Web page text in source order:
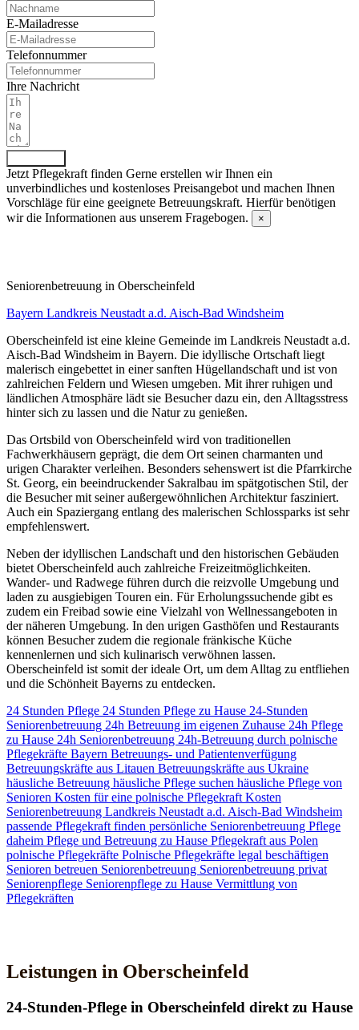
E-Mailadresse
Telefonnummer
Ihre Nachricht
Jetzt Pflegekraft finden Gerne erstellen wir Ihnen ein
unverbindliches und kostenloses Preisangebot und machen Ihnen
Vorschläge für eine geeignete Betreuungskraft. Hierfür benötigen
wir die Informationen aus unserem Fragebogen.
×
Senioren­betreuung in Oberscheinfeld
Bayern Landkreis Neustadt a.d. Aisch-Bad Windsheim
Oberscheinfeld ist eine kleine Gemeinde im Landkreis Neustadt a.d.
Aisch-Bad Windsheim in Bayern. Die idyllische Ortschaft liegt
malerisch eingebettet in einer sanften Hügellandschaft und ist von
zahlreichen Feldern und Wiesen umgeben. Mit ihrer ruhigen und
ländlichen Atmosphäre lädt sie Besucher dazu ein, den Alltagsstress
hinter sich zu lassen und die Natur zu genießen.
Das Ortsbild von Oberscheinfeld wird von traditionellen
Fachwerkhäusern geprägt, die dem Ort seinen charmanten und
urigen Charakter verleihen. Besonders sehenswert ist die Pfarrkirche
St. Georg, ein beeindruckender Sakralbau im spätgotischen Stil, der
die Besucher mit seiner außergewöhnlichen Architektur fasziniert.
Auch ein Spaziergang entlang des malerischen Schlossparks ist sehr
empfehlenswert.
Neben der idyllischen Landschaft und den historischen Gebäuden
bietet Oberscheinfeld auch zahlreiche Freizeitmöglichkeiten.
Wander- und Radwege führen durch die reizvolle Umgebung und
laden zu ausgiebigen Touren ein. Für Erholungssuchende gibt es
zudem ein Freibad sowie eine Vielzahl von Wellnessangeboten in
der näheren Umgebung. In den urigen Gasthöfen und Restaurants
können Besucher zudem die regionale fränkische Küche
kennenlernen und sich kulinarisch verwöhnen lassen.
Oberscheinfeld ist somit der ideale Ort, um dem Alltag zu entfliehen
und die Schönheit Bayerns zu entdecken.
24 Stunden Pflege 24 Stunden Pflege zu Hause 24-Stunden
Seniorenbetreuung 24h Betreuung im eigenen Zuhause 24h Pflege
zu Hause 24h Seniorenbetreuung 24h-Betreuung durch polnische
Pflegekräfte Bayern Betreuungs- und Patientenverfügung
Betreuungskräfte aus Litauen Betreuungskräfte aus Ukraine
häusliche Betreuung häusliche Pflege suchen häusliche Pflege von
Senioren Kosten für eine polnische Pflegekraft Kosten
Seniorenbetreuung Landkreis Neustadt a.d. Aisch-Bad Windsheim
passende Pflegekraft finden persönliche Seniorenbetreuung Pflege
daheim Pflege und Betreuung zu Hause Pflegekraft aus Polen
polnische Pflegekräfte Polnische Pflegekräfte legal beschäftigen
Senioren betreuen Seniorenbetreuung Seniorenbetreuung privat
Seniorenpflege Seniorenpflege zu Hause Vermittlung von
Pflegekräften
Leistungen in Oberscheinfeld
24-Stunden-Pflege in Oberscheinfeld direkt zu Hause